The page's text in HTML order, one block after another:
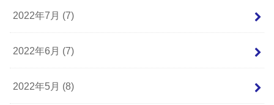
2022年7月 (7)
2022年6月 (7)
2022年5月 (8)